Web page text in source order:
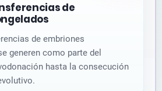
de
de embriones
generen como parte del
hasta la consecución